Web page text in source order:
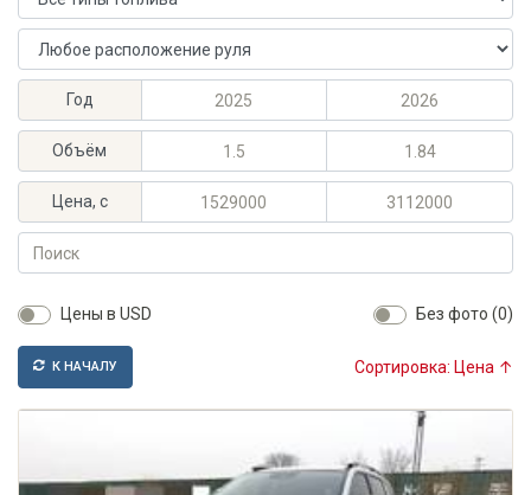
Расположение руля
Год
Максимальный год выпуска
Минимальный год выпуска
Объём
Максимальный объём, л
Минимальный объём, л
Цена, с
Максимальная цена, KGS
Минимальная цена, KGS
Поиск
Цены в USD Без фото (0)
К НАЧАЛУ Сортировка: Цена ↑